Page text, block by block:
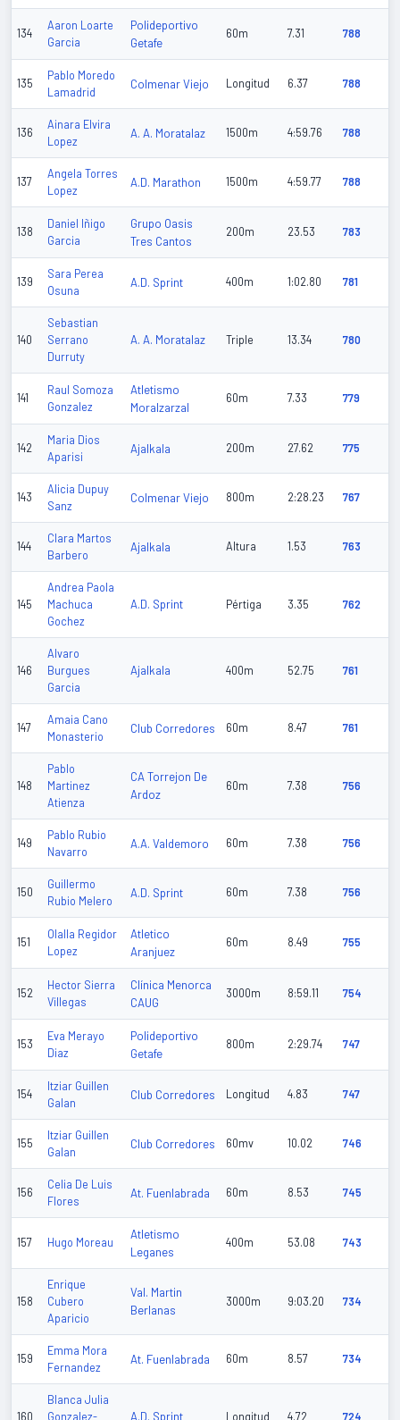
134
Aaron Loarte
Garcia
Polideportivo
Getafe
60m 7.31 788
135
Pablo Moredo
Lamadrid
Colmenar Viejo Longitud 6.37 788
136
Ainara Elvira
Lopez
A. A. Moratalaz 1500m 4:59.76 788
137
Angela Torres
Lopez
A.D. Marathon 1500m 4:59.77 788
138
Daniel Iñigo
Garcia
Grupo Oasis
Tres Cantos
200m 23.53 783
139
Sara Perea
Osuna
A.D. Sprint 400m 1:02.80 781
140
Sebastian
Serrano
Durruty
A. A. Moratalaz Triple 13.34 780
141
Raul Somoza
Gonzalez
Atletismo
Moralzarzal
60m 7.33 779
142
Maria Dios
Aparisi
Ajalkala 200m 27.62 775
143
Alicia Dupuy
Sanz
Colmenar Viejo 800m 2:28.23 767
144
Clara Martos
Barbero
Ajalkala Altura 1.53 763
145
Andrea Paola
Machuca
Gochez
A.D. Sprint Pértiga 3.35 762
146
Alvaro
Burgues
Garcia
Ajalkala 400m 52.75 761
147
Amaia Cano
Monasterio
Club Corredores 60m 8.47 761
148
Pablo
Martinez
Atienza
CA Torrejon De
Ardoz
60m 7.38 756
149
Pablo Rubio
Navarro
A.A. Valdemoro 60m 7.38 756
150
Guillermo
Rubio Melero
A.D. Sprint 60m 7.38 756
151
Olalla Regidor
Lopez
Atletico
Aranjuez
60m 8.49 755
152
Hector Sierra
Villegas
Clínica Menorca
CAUG
3000m 8:59.11 754
153
Eva Merayo
Diaz
Polideportivo
Getafe
800m 2:29.74 747
154
Itziar Guillen
Galan
Club Corredores Longitud 4.83 747
155
Itziar Guillen
Galan
Club Corredores 60mv 10.02 746
156
Celia De Luis
Flores
At. Fuenlabrada 60m 8.53 745
157 Hugo Moreau
Atletismo
Leganes
400m 53.08 743
158
Enrique
Cubero
Aparicio
Val. Martin
Berlanas
3000m 9:03.20 734
159
Emma Mora
Fernandez
At. Fuenlabrada 60m 8.57 734
160
Blanca Julia
Gonzalez-
A.D. Sprint Longitud 4.72 724